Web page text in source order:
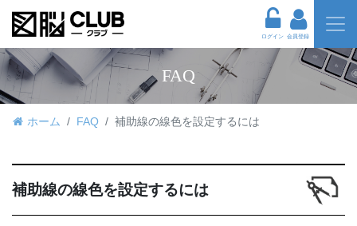
ログイン 会員登録
FAQ
ホーム FAQ 補助線の線色を設定するには
補助線の線色を設定するには